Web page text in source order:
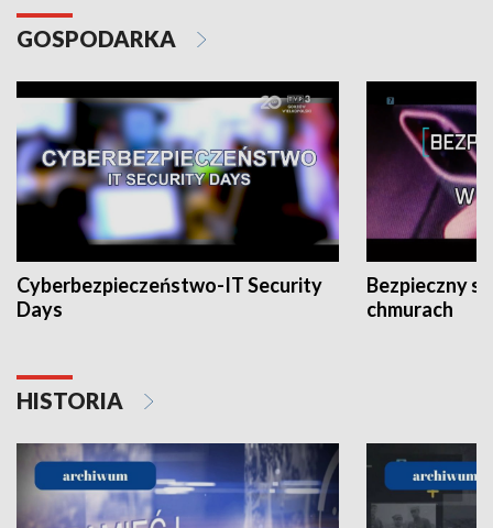
GOSPODARKA
Cyberbezpieczeństwo-IT Security
Days
Bezpieczny
chmurach
HISTORIA